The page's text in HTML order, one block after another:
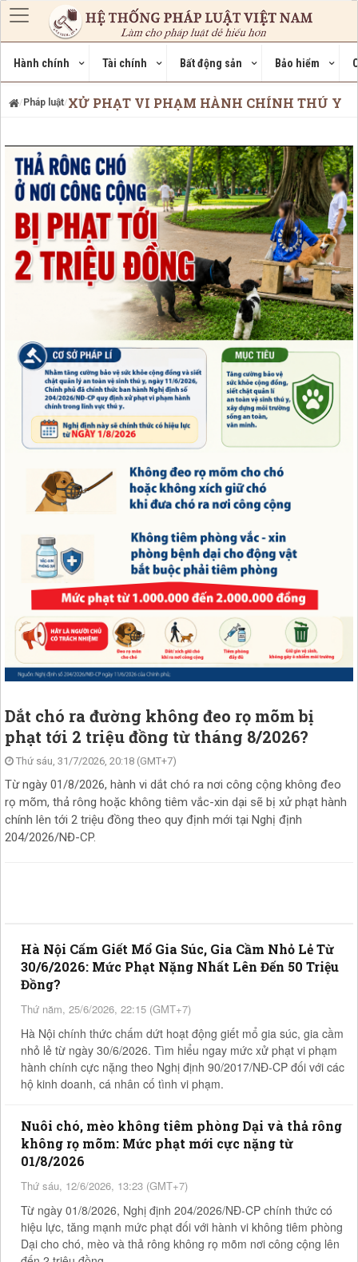
Nhảy đến nội dung
Hành chính Tài chính Bất động sản Bảo hiểm
/ Pháp luật/XỬ PHẠT VI PHẠM HÀNH CHÍNH THÚ Y
Dắt chó ra đường không đeo rọ mõm bị
phạt tới 2 triệu đồng từ tháng 8/2026?
Thứ sáu, 31/7/2026, 20:18 (GMT+7)
Từ ngày 01/8/2026, hành vi dắt chó ra nơi công cộng không đeo
rọ mõm, thả rông hoặc không tiêm vắc-xin dại sẽ bị xử phạt hành
chính lên tới 2 triệu đồng theo quy định mới tại Nghị định
204/2026/NĐ-CP.
Hà Nội Cấm Giết Mổ Gia Súc, Gia Cầm Nhỏ Lẻ Từ
30/6/2026: Mức Phạt Nặng Nhất Lên Đến 50 Triệu
Đồng?
Thứ năm, 25/6/2026, 22:15 (GMT+7)
Hà Nội chính thức chấm dứt hoạt động giết mổ gia súc, gia cầm
nhỏ lẻ từ ngày 30/6/2026. Tìm hiểu ngay mức xử phạt vi phạm
hành chính cực nặng theo Nghị định 90/2017/NĐ-CP đối với các
hộ kinh doanh, cá nhân cố tình vi phạm.
Nuôi chó, mèo không tiêm phòng Dại và thả rông
không rọ mõm: Mức phạt mới cực nặng từ
01/8/2026
Thứ sáu, 12/6/2026, 13:23 (GMT+7)
Từ ngày 01/8/2026, Nghị định 204/2026/NĐ-CP chính thức có
hiệu lực, tăng mạnh mức phạt đối với hành vi không tiêm phòng
Dại cho chó, mèo và thả rông không rọ mõm nơi công cộng lên